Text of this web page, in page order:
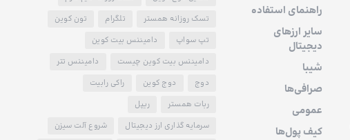
راهنمای استفاده
سایر ارزهای
دیجیتال
شیبا
صرافی‌ها
عمومی
کیف پول‌ها
تسک روزانه همستر
تلگرام
تون کوین
تپ سواپ
دامیننس بیت کوین
دامیننس بیت کوین چیست
دامیننس تتر
دوج
دوج کوین
راکی رابیت
ربات همستر
ریپل
سرمایه گذاری ارز دیجیتال
شروع آلت سیزن